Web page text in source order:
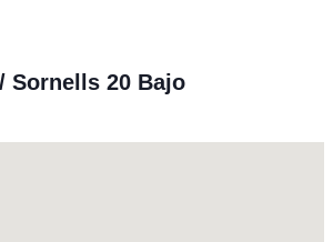
Sornells 20 Bajo